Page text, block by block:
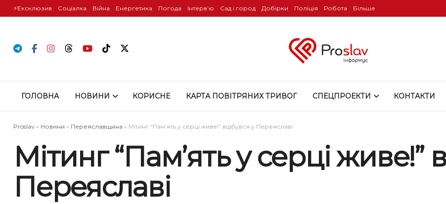
⚡️Ексклюзив Соціалка Війна Енергетика Погода Інтервʼю Сад і город Добірки Поліція Робота Більше
ГОЛОВНА НОВИНИ КОРИСНЕ КАРТА ПОВІТРЯНИХ ТРИВОГ СПЕЦПРОЕКТИ КОНТАКТИ
Proslav » Новини » Переяславщина » Мітинг “Пам’ять у серці живе!” відбувся у Переяславі
Мітинг “Пам’ять у серці живе!”
Переяславі